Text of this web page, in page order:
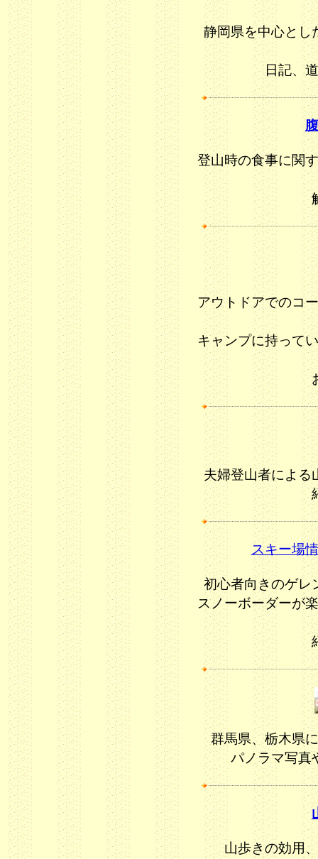
静岡県を中心とし
日記、
登山時の食事に関
アウトドアでのコ
キャンプに持って
夫婦登山者による
スキー場
初心者向きのゲレ
スノーボーダーが
群馬県、栃木県
パノラマ写真
山歩きの効用